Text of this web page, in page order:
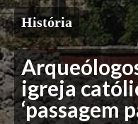
História
igreja
‘passagem